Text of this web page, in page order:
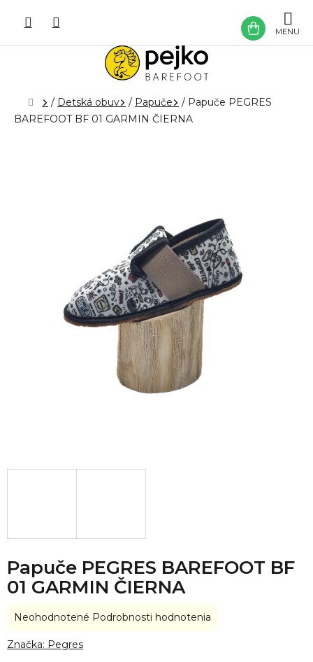
obsah
Domov
/ Detská obuv / Papuče / Papuče PEGRES
BAREFOOT BF 01 GARMIN ČIERNA
Papuče PEGRES BAREFOOT BF
01 GARMIN ČIERNA
Priemerné
produktu
Neohodnotené Podrobnosti hodnotenia
Značka: Pegres